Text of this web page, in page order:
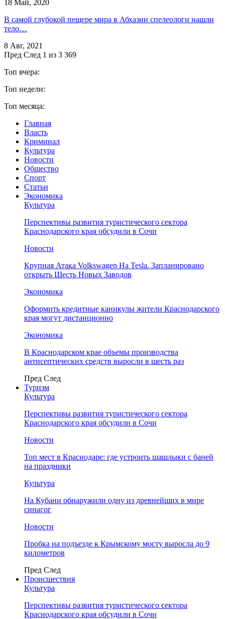
18 Май, 2020
В самой глубокой пещере мира в Абхазии спелеологи нашли
тело…
8 Авг, 2021
Пред След 1 из 3 369
Топ вчера:
Топ недели:
Топ месяца:
Главная
Власть
Криминал
Культура
Новости
Общество
Спорт
Статьи
Экономика
Культура
Перспективы развития туристического сектора
Краснодарского края обсудили в Сочи
Новости
Крупная Атака Volkswagen На Tesla. Запланировано
открыть Шесть Новых Заводов
Экономика
Оформить кредитные каникулы жители Краснодарского
края могут дистанционно
Экономика
В Краснодарском крае объемы производства
антисептических средств выросли в шесть раз
Пред След
Туризм
Культура
Перспективы развития туристического сектора
Краснодарского края обсудили в Сочи
Новости
Топ мест в Краснодаре: где устроить шашлыки с баней
на праздники
Культура
На Кубани обнаружили одну из древнейших в мире
синагог
Новости
Пробка на подъезде к Крымскому мосту выросла до 9
километров
Пред След
Происшествия
Культура
Перспективы развития туристического сектора
Краснодарского края обсудили в Сочи